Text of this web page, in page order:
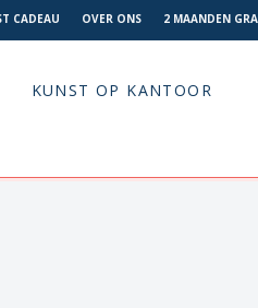
CADEAU OVER ONS 2 MAANDEN
KUNST OP KANTOOR